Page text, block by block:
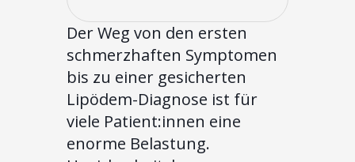
Der Weg von den ersten
schmerzhaften Symptomen
bis zu einer gesicherten
Lipödem-Diagnose ist für
viele Patient:innen eine
enorme Belastung.